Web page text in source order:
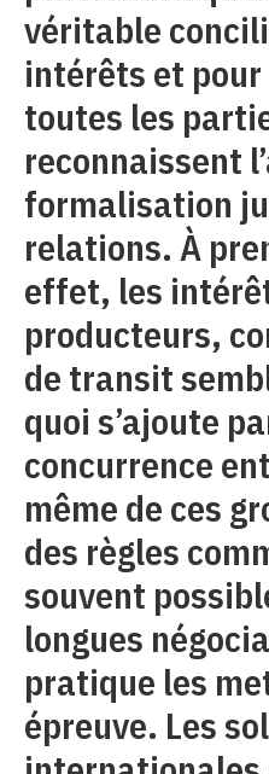
véritable
intérêts et
toutes les
reconnaissent
formalisation
relations. À
effet, les
producteurs,
de transit
quoi s’ajoute
concurrence
même de ces
des règles
souvent
longues
pratique les
épreuve. Les